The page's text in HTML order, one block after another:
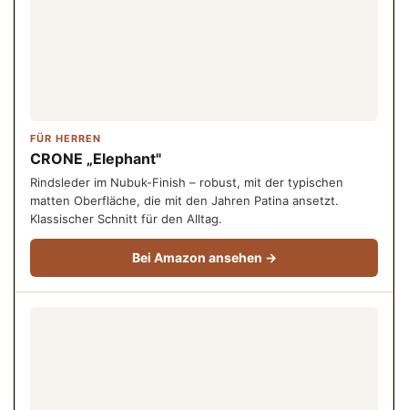
FÜR HERREN
CRONE „Elephant"
Rindsleder im Nubuk-Finish – robust, mit der typischen
matten Oberfläche, die mit den Jahren Patina ansetzt.
Klassischer Schnitt für den Alltag.
Bei Amazon ansehen →